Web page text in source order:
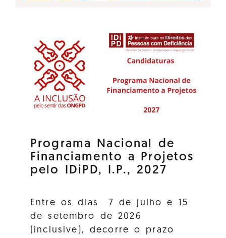
Programa Nacional de
Financiamento a Projetos
pelo IDiPD, I.P., 2027
Entre os dias 7 de julho e 15
de setembro de 2026
(inclusive), decorre o prazo